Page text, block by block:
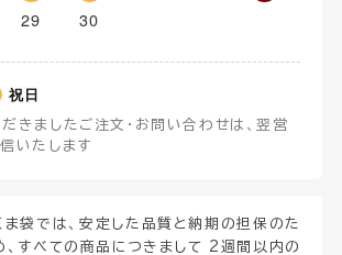
29 30
祝日
きましたご注文・お問い合わせは、翌営
いたします
ま袋では、安定した品質と納期の担保のた
、すべての商品につきまして 2週間以内の